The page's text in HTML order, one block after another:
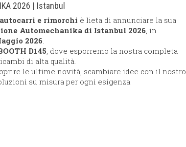
2026 | Istanbul
e rimorchi è lieta di annunciare la sua
Automechanika di Istanbul 2026, in
2026.
D145​, dove esporremo la nostra completa
di alta qualità.
le ultime novità, scambiare idee con il nostro
su misura per ogni esigenza.